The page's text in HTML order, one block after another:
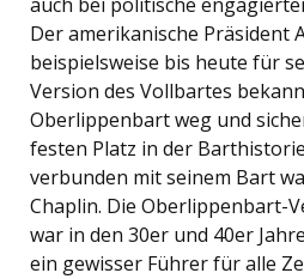
Der amerikanische Präsident
beispielsweise bis heute für
Version des Vollbartes
Oberlippenbart weg und
festen Platz in der
verbunden mit seinem Bart
Chaplin. Die Oberlippenbart-
war in den 30er und 40er
ein gewisser Führer für alle